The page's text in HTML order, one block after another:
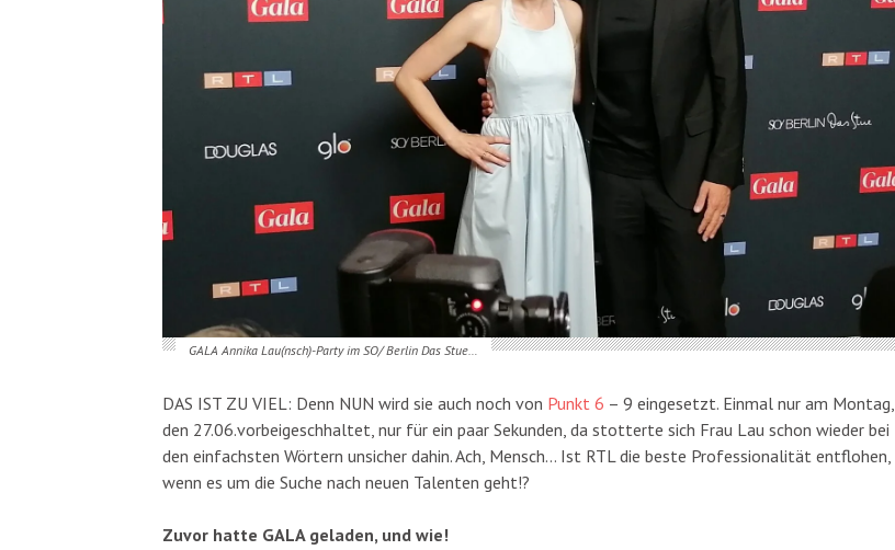
GALA Annika Lau(nsch)-Party im SO/ Berlin Das Stue…
DAS IST ZU VIEL: Denn NUN wird sie auch noch von Punkt 6 – 9 eingesetzt. Einmal nur am Montag,
den 27.06.vorbeigeschhaltet, nur für ein paar Sekunden, da stotterte sich Frau Lau schon wieder bei
den einfachsten Wörtern unsicher dahin. Ach, Mensch… Ist RTL die beste Professionalität entflohen,
wenn es um die Suche nach neuen Talenten geht!?
Zuvor hatte GALA geladen, und wie!